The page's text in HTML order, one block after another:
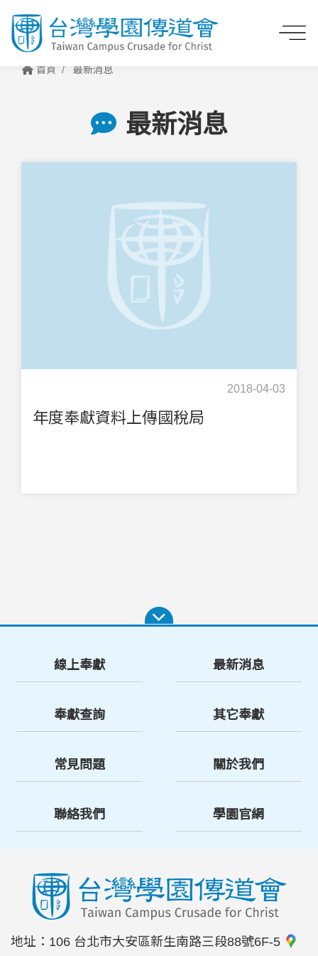
首頁 最新消息
最新消息
2018-04-03
年度奉獻資料上傳國稅局
線上奉獻 最新消息
奉獻查詢 其它奉獻
常見問題 關於我們
聯絡我們 學園官網
地址： 106 台北市大安區新生南路三段88號6F-5